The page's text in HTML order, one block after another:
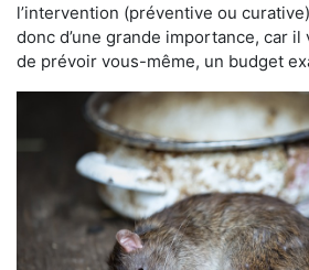
l’intervention (préventive ou
donc d’une grande importance, car
de prévoir vous-même, un budget